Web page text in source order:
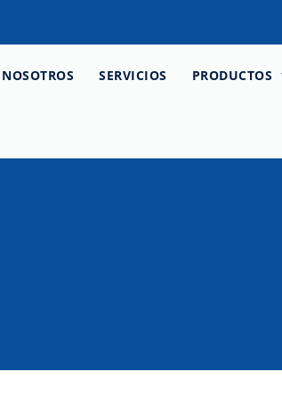
NOSOTROS SERVICIOS PRODUCTOS